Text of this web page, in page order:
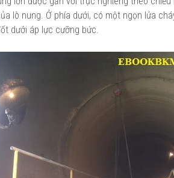
lò nung. Ở phía dưới, có một ngọn lửa
dưới áp lực cưỡng bức.